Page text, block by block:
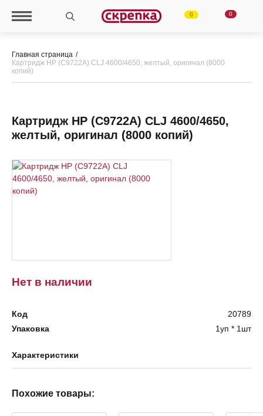
0 0
Главная страница
Картридж HP (C9722A) CLJ 4600/4650, желтый, оригинал (8000
копий)
Нет в наличии
Картридж HP (C9722A) CLJ 4600/4650,
желтый, оригинал (8000 копий)
Код
20789
Упаковка
1уп * 1шт
Характеристики
Похожие товары: